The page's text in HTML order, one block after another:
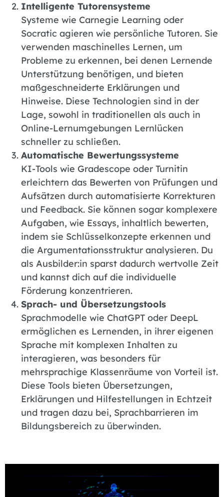
Intelligente Tutorensysteme
Systeme wie Carnegie Learning oder
Socratic agieren wie persönliche Tutoren. Sie
verwenden maschinelles Lernen, um
Probleme zu erkennen, bei denen Lernende
Unterstützung benötigen, und bieten
maßgeschneiderte Erklärungen und
Hinweise. Diese Technologien sind in der
Lage, sowohl in traditionellen als auch in
Online-Lernumgebungen Lernlücken
schneller zu schließen.
Automatische Bewertungssysteme
KI-Tools wie Gradescope oder Turnitin
erleichtern das Bewerten von Prüfungen und
Aufsätzen durch automatisierte Korrekturen
und Feedback. Sie können sogar komplexere
Aufgaben, wie Essays, inhaltlich bewerten,
indem sie Schlüsselkonzepte erkennen und
die Argumentationsstruktur analysieren. Du
als Ausbilder:in sparst dadurch wertvolle Zeit
und kannst dich auf die individuelle
Förderung konzentrieren.
Sprach- und Übersetzungstools
Sprachmodelle wie ChatGPT oder DeepL
ermöglichen es Lernenden, in ihrer eigenen
Sprache mit komplexen Inhalten zu
interagieren, was besonders für
mehrsprachige Klassenräume von Vorteil ist.
Diese Tools bieten Übersetzungen,
Erklärungen und Hilfestellungen in Echtzeit
und tragen dazu bei, Sprachbarrieren im
Bildungsbereich zu überwinden.